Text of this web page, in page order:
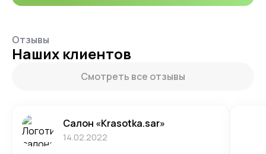
Отзывы
Наших клиентов
Смотреть все отзывы
Салон «Krasotka.sar»
14.02.2022